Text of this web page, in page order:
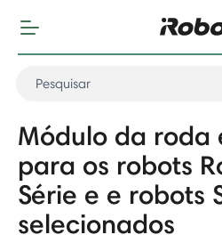
Módulo da roda
para os robots
Série e e robots
selecionados